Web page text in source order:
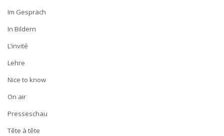
Im Gespräch
In Bildern
L’invité
Lehre
Nice to know
On air
Presseschau
Tête à tête